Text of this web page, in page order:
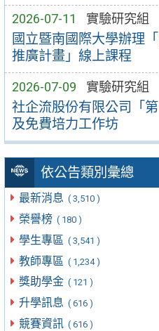
2026-07-11 實驗研究組
國立暨南國際大學辦理
推廣計畫」線上課程
2026-07-09 實驗研究組
社企流股份有限公司「
及免費培力工作坊
依公告類別彙總
最新消息 ( 3,510 )
榮譽榜 ( 180 )
學生專區 ( 3,541 )
教師專區 ( 1,234 )
獎助學金 ( 121 )
升學訊息 ( 616 )
競賽資訊 ( 616 )